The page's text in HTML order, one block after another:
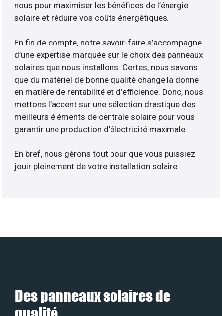
nous pour maximiser les bénéfices de l’énergie
solaire et réduire vos coûts énergétiques.
En fin de compte, notre savoir-faire s’accompagne
d’une expertise marquée sur le choix des panneaux
solaires que nous installons. Certes, nous savons
que du matériel de bonne qualité change la donne
en matière de rentabilité et d’efficience. Donc, nous
mettons l’accent sur une sélection drastique des
meilleurs éléments de centrale solaire pour vous
garantir une production d’électricité maximale.
En bref, nous gérons tout pour que vous puissiez
jouir pleinement de votre installation solaire.
Des panneaux solaires de